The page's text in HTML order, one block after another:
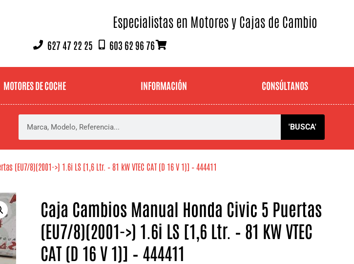
Especialistas en Motores y Cajas de Cambio
627 47 22 25 603 62 96 76
MOTORES DE COCHE INFORMACIÓN CONSÚLTANOS
'BUSCA'
(EU7/8)(2001->) 1.6i LS [1,6 Ltr. – 81 kW VTEC CAT (D 16 V 1)] – 444411
Caja Cambios Manual Honda Civic 5 Puertas
(EU7/8)(2001->) 1.6i LS [1,6 Ltr. – 81 KW VTEC
CAT (D 16 V 1)] – 444411